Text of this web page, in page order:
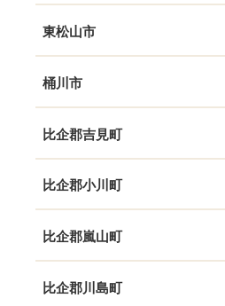
東松山市
桶川市
比企郡吉見町
比企郡小川町
比企郡嵐山町
比企郡川島町